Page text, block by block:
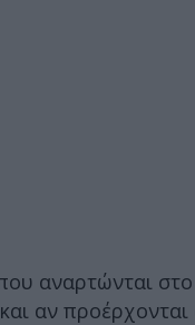
αναρτώνται
αν